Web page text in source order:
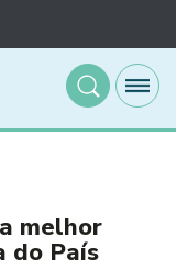
melhor
do País